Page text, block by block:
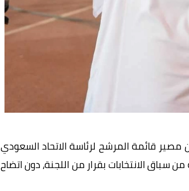
قائمة المرشح لرئاسة الاتحاد السعودي
سباق الانتخابات بقرار من اللجنة، دون اتضاح